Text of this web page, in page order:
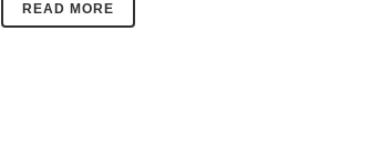
READ MORE